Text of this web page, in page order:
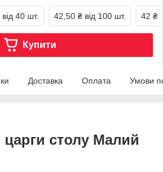
від 40 шт. 42,50 ₴ від 100 шт. 42 ₴
Купити
Доставка Оплата Умови
царги столу Малий